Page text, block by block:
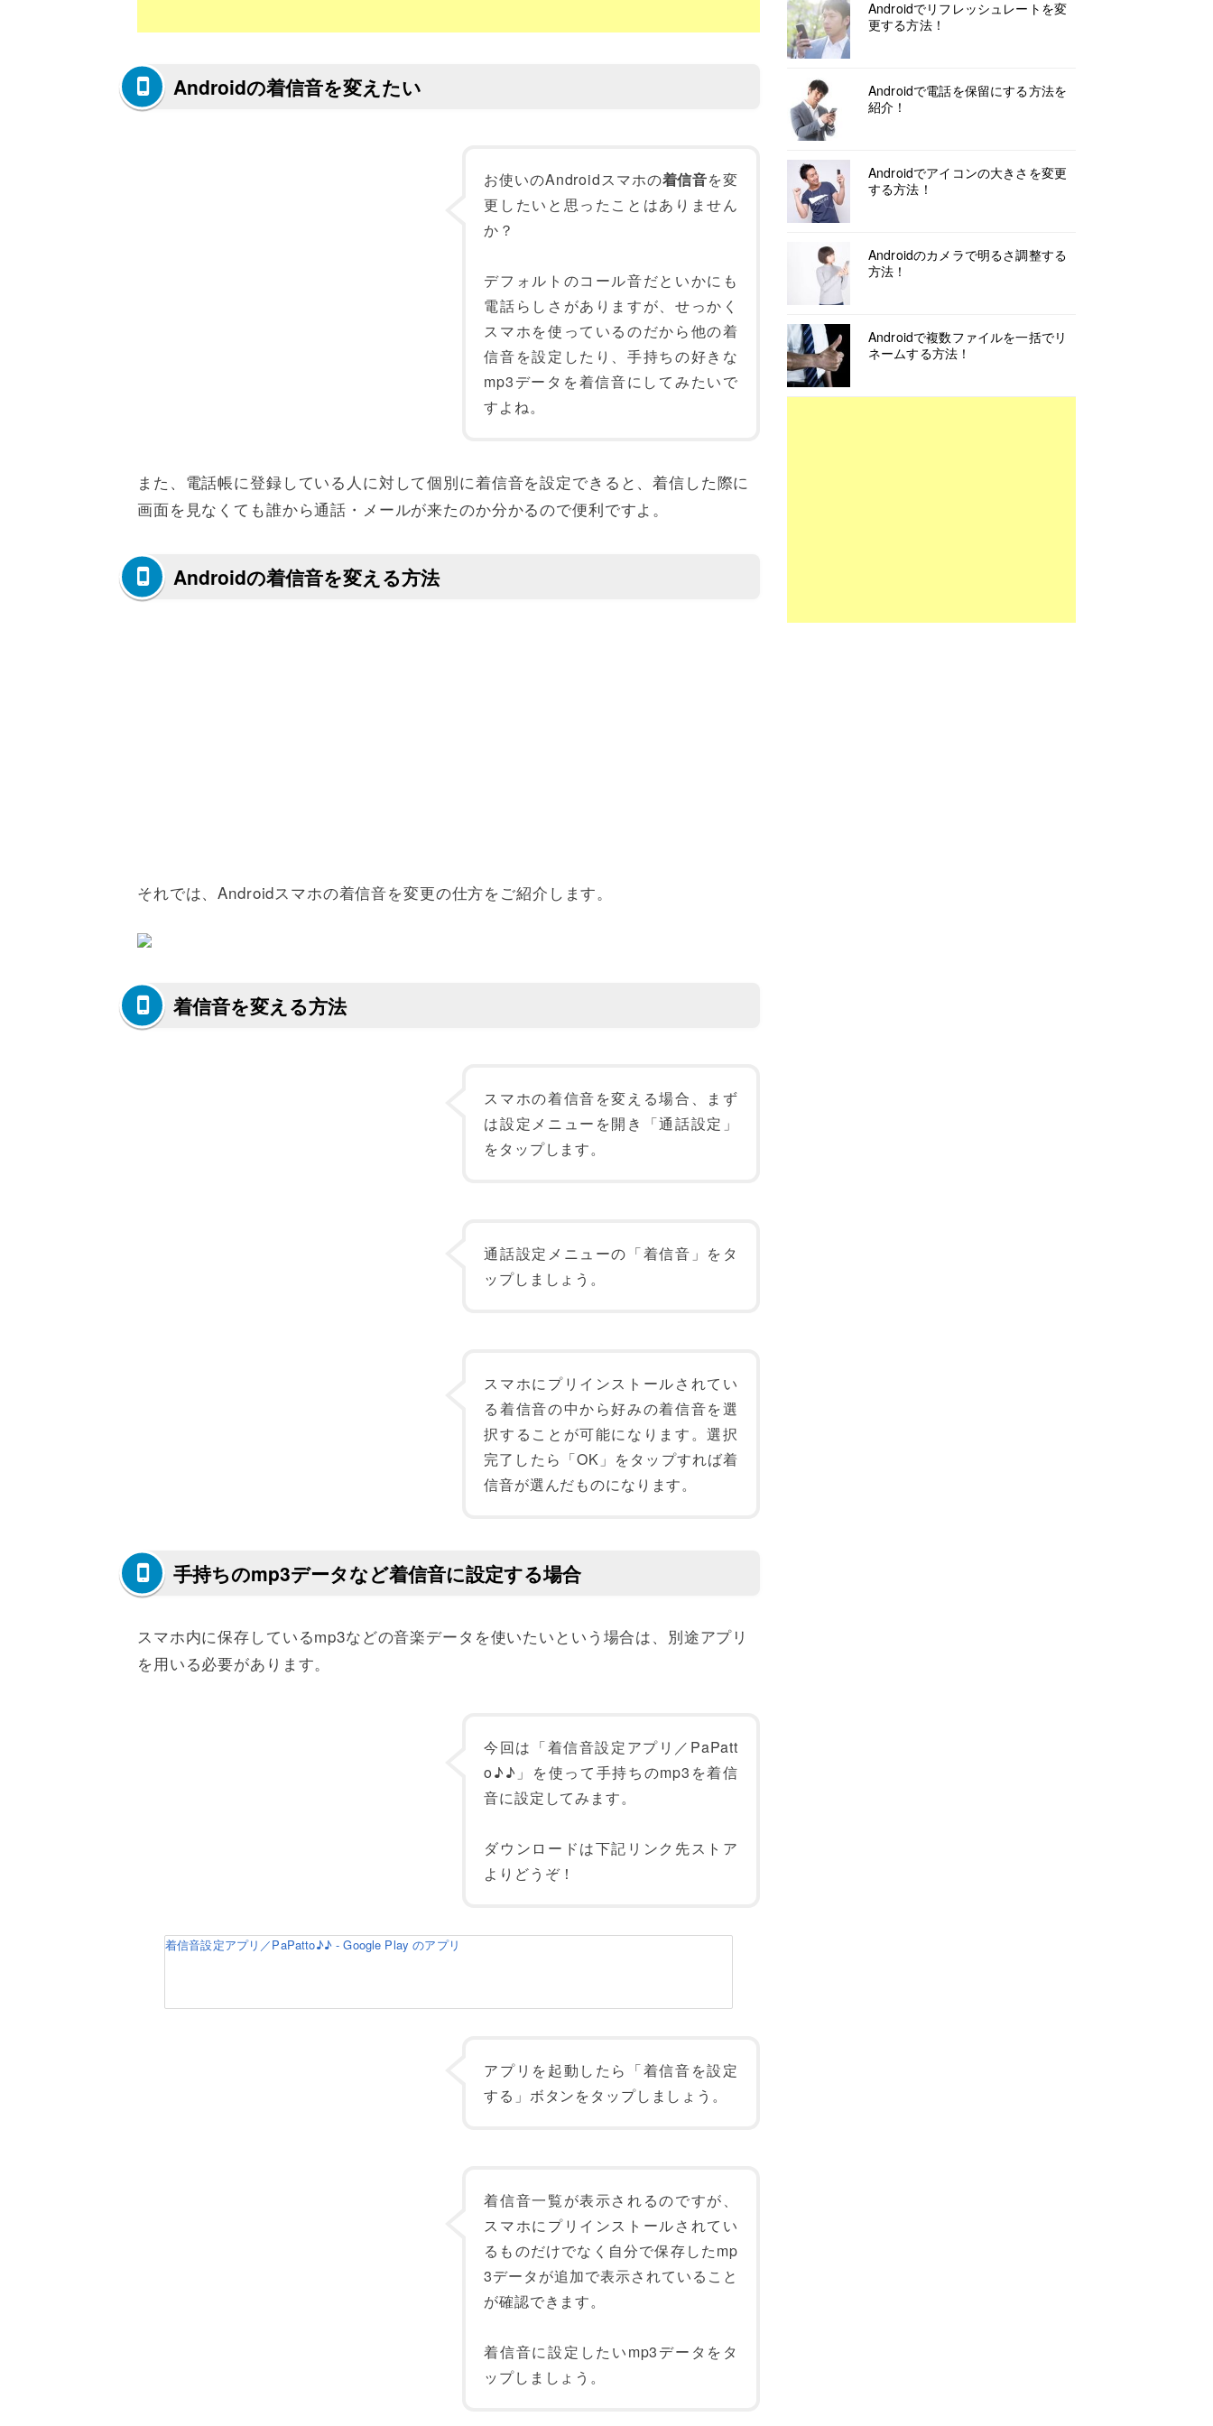
Androidの着信音を変えたい
お使いのAndroidスマホの着信音を変
更したいと思ったことはありません
か？
デフォルトのコール音だといかにも
電話らしさがありますが、せっかく
スマホを使っているのだから他の着
信音を設定したり、手持ちの好きな
mp3データを着信音にしてみたいで
すよね。
また、電話帳に登録している人に対して個別に着信音を設定できると、着信した際に
画面を見なくても誰から通話・メールが来たのか分かるので便利ですよ。
Androidの着信音を変える方法
それでは、Androidスマホの着信音を変更の仕方をご紹介します。
着信音を変える方法
スマホの着信音を変える場合、まず
は設定メニューを開き「通話設定」
をタップします。
通話設定メニューの「着信音」をタ
ップしましょう。
スマホにプリインストールされてい
る着信音の中から好みの着信音を選
択することが可能になります。選択
完了したら「OK」をタップすれば着
信音が選んだものになります。
手持ちのmp3データなど着信音に設定する場合
スマホ内に保存しているmp3などの音楽データを使いたいという場合は、別途アプリ
を用いる必要があります。
今回は「着信音設定アプリ／PaPatt
o♪♪」を使って手持ちのmp3を着信
音に設定してみます。
ダウンロードは下記リンク先ストア
よりどうぞ！
着信音設定アプリ／PaPatto♪♪ - Google Play のアプリ
アプリを起動したら「着信音を設定
する」ボタンをタップしましょう。
着信音一覧が表示されるのですが、
スマホにプリインストールされてい
るものだけでなく自分で保存したmp
3データが追加で表示されていること
が確認できます。
着信音に設定したいmp3データをタ
ップしましょう。
Androidでリフレッシュレートを変
更する方法！
Androidで電話を保留にする方法を
紹介！
Androidでアイコンの大きさを変更
する方法！
Androidのカメラで明るさ調整する
方法！
Androidで複数ファイルを一括でリ
ネームする方法！